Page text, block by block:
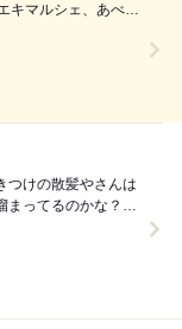
キマルシェ、あべの
ンバーグ、レスト